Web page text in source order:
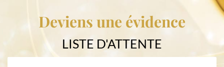
Deviens une évidence
LISTE D'ATTENTE